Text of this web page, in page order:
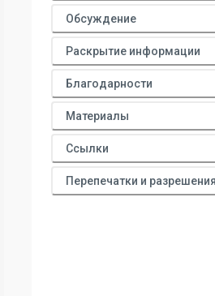
Обсуждение
Раскрытие информации
Благодарности
Материалы
Ссылки
Перепечатки и разрешения